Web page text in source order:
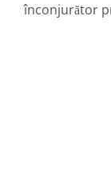
înconjurător